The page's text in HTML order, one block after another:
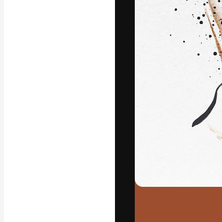
La plataforma
trabajo. Más
entre
estudios.
Español